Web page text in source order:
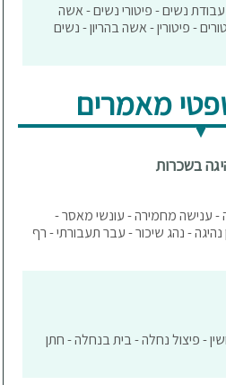
נשים - פיטורי נשים - אשה
- פיטורין - אשה בהריון - נשים
מאמרים
בשכרות
- ענישה מחמירה - עונשי מאסר -
- נהג שיכור - עבר תעבורתי - רף
- פיצול נחלה - בית בנחלה - חתן